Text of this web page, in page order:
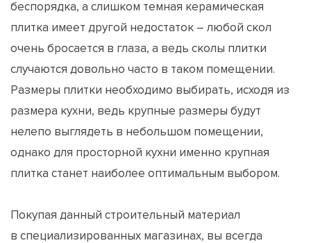
беспорядка, а слишком темная керамическая
плитка имеет другой недостаток – любой скол
очень бросается в глаза, а ведь сколы плитки
случаются довольно часто в таком помещении.
Размеры плитки необходимо выбирать, исходя из
размера кухни, ведь крупные размеры будут
нелепо выглядеть в небольшом помещении,
однако для просторной кухни именно крупная
плитка станет наиболее оптимальным выбором.
Покупая данный строительный материал
в специализированных магазинах, вы всегда